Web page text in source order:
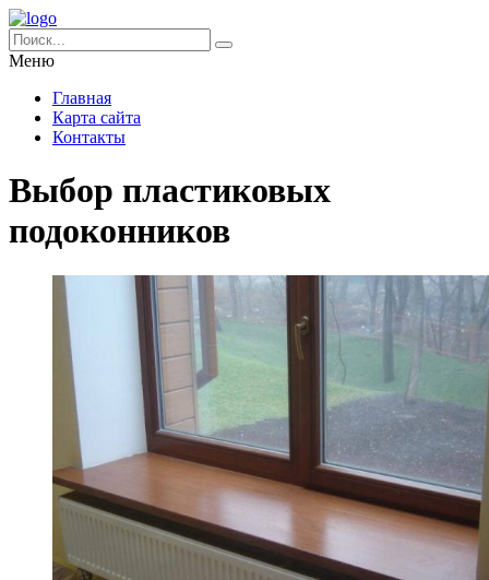
Меню
Главная
Карта сайта
Контакты
Выбор пластиковых
подоконников